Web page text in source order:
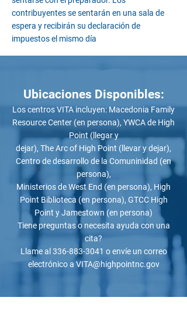
contribuyentes se sentarán en una sala de
espera y recibirán su declaración de
impuestos el mismo día
Ubicaciones Disponibles:
Los centros VITA incluyen: Macedonia Family
Resource Center (en persona), YWCA de High
Point (llegar y
dejar), The Arc of High Point (llevar y dejar),
Centro de desarrollo de la Comuninidad (en
persona),
Ministerios de West End (en persona), High
Point Biblioteca (en persona), GTCC High
Point y Jamestown (en persona)
Tiene preguntas o necesita ayuda con una
cita?
Llame al 336-883-3041 o envíe un correo
electrónico a VITA@highpointnc.gov